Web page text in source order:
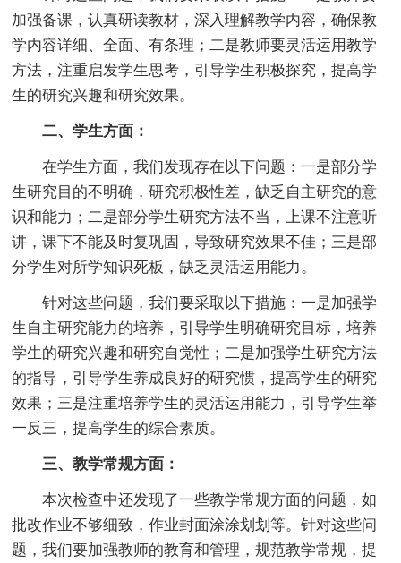
加强备课，认真研读教材，深入理解教学内容，确保教
学内容详细、全面、有条理；二是教师要灵活运用教学
方法，注重启发学生思考，引导学生积极探究，提高学
生的研究兴趣和研究效果。
二、学生方面：
在学生方面，我们发现存在以下问题：一是部分学
生研究目的不明确，研究积极性差，缺乏自主研究的意
识和能力；二是部分学生研究方法不当，上课不注意听
讲，课下不能及时复巩固，导致研究效果不佳；三是部
分学生对所学知识死板，缺乏灵活运用能力。
针对这些问题，我们要采取以下措施：一是加强学
生自主研究能力的培养，引导学生明确研究目标，培养
学生的研究兴趣和研究自觉性；二是加强学生研究方法
的指导，引导学生养成良好的研究惯，提高学生的研究
效果；三是注重培养学生的灵活运用能力，引导学生举
一反三，提高学生的综合素质。
三、教学常规方面：
本次检查中还发现了一些教学常规方面的问题，如
批改作业不够细致，作业封面涂涂划划等。针对这些问
题，我们要加强教师的教育和管理，规范教学常规，提